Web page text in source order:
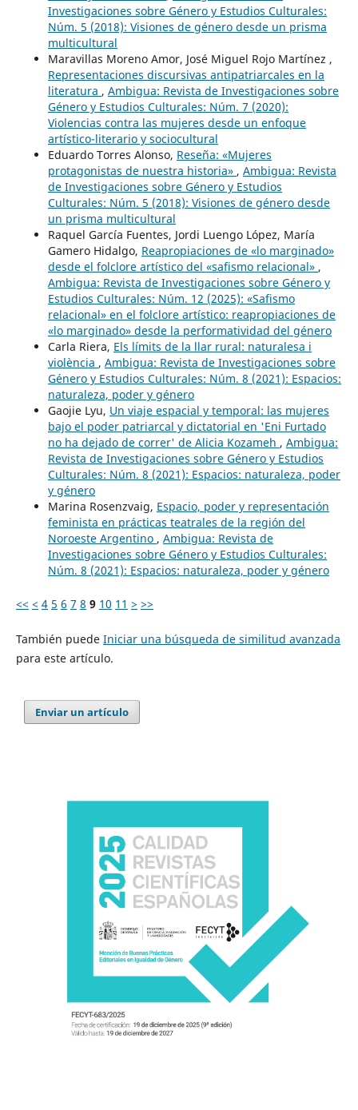
Investigaciones sobre Género y Estudios Culturales:
Núm. 5 (2018): Visiones de género desde un prisma
multicultural
Maravillas Moreno Amor, José Miguel Rojo Martínez ,
Representaciones discursivas antipatriarcales en la
literatura , Ambigua: Revista de Investigaciones sobre
Género y Estudios Culturales: Núm. 7 (2020):
Violencias contra las mujeres desde un enfoque
artístico-literario y sociocultural
Eduardo Torres Alonso, Reseña: «Mujeres
protagonistas de nuestra historia» , Ambigua: Revista
de Investigaciones sobre Género y Estudios
Culturales: Núm. 5 (2018): Visiones de género desde
un prisma multicultural
Raquel García Fuentes, Jordi Luengo López, María
Gamero Hidalgo, Reapropiaciones de «lo marginado»
desde el folclore artístico del «safismo relacional» ,
Ambigua: Revista de Investigaciones sobre Género y
Estudios Culturales: Núm. 12 (2025): «Safismo
relacional» en el folclore artístico: reapropiaciones de
«lo marginado» desde la performatividad del género
Carla Riera, Els límits de la llar rural: naturalesa i
violència , Ambigua: Revista de Investigaciones sobre
Género y Estudios Culturales: Núm. 8 (2021): Espacios:
naturaleza, poder y género
Gaojie Lyu, Un viaje espacial y temporal: las mujeres
bajo el poder patriarcal y dictatorial en 'Eni Furtado
no ha dejado de correr' de Alicia Kozameh , Ambigua:
Revista de Investigaciones sobre Género y Estudios
Culturales: Núm. 8 (2021): Espacios: naturaleza, poder
y género
Marina Rosenzvaig, Espacio, poder y representación
feminista en prácticas teatrales de la región del
Noroeste Argentino , Ambigua: Revista de
Investigaciones sobre Género y Estudios Culturales:
Núm. 8 (2021): Espacios: naturaleza, poder y género
<< < 4 5 6 7 8 9 10 11 > >>
También puede Iniciar una búsqueda de similitud avanzada
para este artículo.
Enviar un artículo